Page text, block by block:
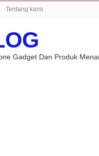
Tentang kami
Gadget Dan Produk